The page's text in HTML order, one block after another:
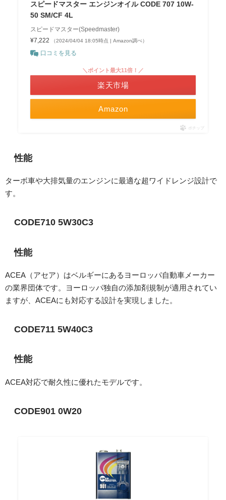
スピードマスター エンジンオイル CODE 707 10W-
50 SM/CF 4L
スピードマスター(Speedmaster)
¥7,222
（2024/04/04 18:05時点 | Amazon調べ）
口コミを見る
Amazon
＼ポイント最大11倍！／
楽天市場
ポチップ
性能
ターボ車や大排気量のエンジンに最適な超ワイドレンジ設計で
す。
CODE710 5W30C3
性能
ACEA（アセア）はベルギーにあるヨーロッパ自動車メーカー
の業界団体です。ヨーロッパ独自の添加剤規制が適用されてい
ますが、ACEAにも対応する設計を実現しました。
CODE711 5W40C3
性能
ACEA対応で耐久性に優れたモデルです。
CODE901 0W20